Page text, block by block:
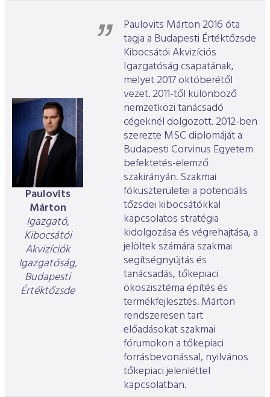
Paulovits
Márton
Igazgató,
Kibocsátói
Akvizíciók
Igazgatóság,
Budapesti
Értéktőzsde
Paulovits Márton 2016 óta
tagja a Budapesti Értéktőzsde
Kibocsátói Akvizíciós
Igazgatóság csapatának,
melyet 2017 októberétől
vezet. 2011-től különböző
nemzetközi tanácsadó
cégeknél dolgozott. 2012-ben
szerezte MSC diplomáját a
Budapesti Corvinus Egyetem
befektetés-elemző
szakirányán. Szakmai
fókuszterületei a potenciális
tőzsdei kibocsátókkal
kapcsolatos stratégia
kidolgozása és végrehajtása, a
jelöltek számára szakmai
segítségnyújtás és
tanácsadás, tőkepiaci
ökoszisztéma építés és
termékfejlesztés. Márton
rendszeresen tart
előadásokat szakmai
fórumokon a tőkepiaci
forrásbevonással, nyilvános
tőkepiaci jelenléttel
kapcsolatban.